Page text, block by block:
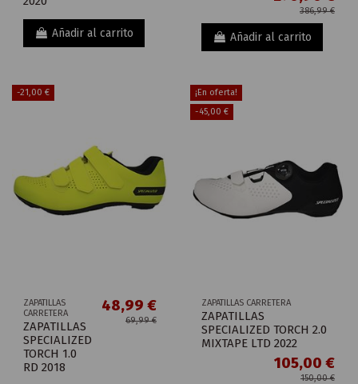
Añadir al carrito
386,99 €
Añadir al carrito
-21,00 €
ZAPATILLAS
CARRETERA
ZAPATILLAS
SPECIALIZED
TORCH 1.0
RD 2018
48,99 €
69,99 €
¡En oferta!
-45,00 €
ZAPATILLAS CARRETERA
ZAPATILLAS
SPECIALIZED TORCH 2.0
MIXTAPE LTD 2022
105,00 €
150,00 €